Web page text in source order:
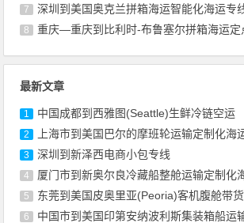
7 深圳到美国奥克兰拼箱海运智能化海运专
8 重庆—重庆到比利时-布鲁塞尔拼箱海运定
最新文章
1 中国成都到西雅图(Seattle)生鲜冷链空运
2 上海市到美国巴尔的摩班轮运输定制化海
3 深圳到新泽西电商小包专线
4 厦门市到新奥尔良冷藏船整舱运输定制化
5 东莞到美国皮奥里亚(Peoria)客机腹舱带货
6 中国市到美国印第安纳波利斯集装箱船运